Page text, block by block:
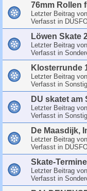
76mm Rollen
Letzter Beitrag von
Verfasst in
Löwen Skate
Letzter Beitrag von
Verfasst in
Klosterrunde
Letzter Beitrag von
Verfasst in
DU skatet am
Letzter Beitrag von
Verfasst in
De Maasdijk,
Letzter Beitrag von
Verfasst in
Skate-
Letzter Beitrag von
Verfasst in